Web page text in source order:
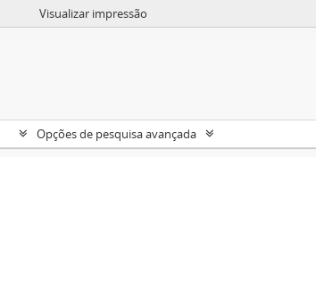
Visualizar impressão
Opções de pesquisa avançada